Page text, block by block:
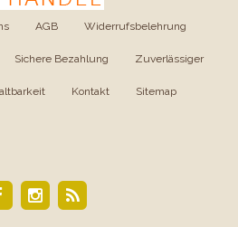
AGB Widerrufsbelehrung
Sichere Bezahlung Zuverlässiger
Kontakt Sitemap